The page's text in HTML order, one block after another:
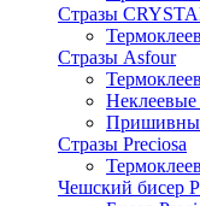
Стразы
Стразы Asfour
Неклеевые
Стразы Preciosa
Чешский бисер